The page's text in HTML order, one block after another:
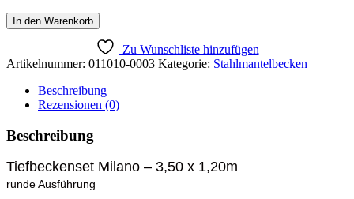
Rundbeckenset
Milano
3,50
1,20m
Menge
In den Warenkorb
Zu Wunschliste hinzufügen
Artikelnummer: 011010-0003 Kategorie: Stahlmantelbecken
Beschreibung
Rezensionen (0)
Beschreibung
Tiefbeckenset Milano – 3,50 x 1,20m
runde Ausführung